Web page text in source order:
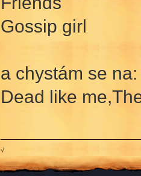
Gossip girl
a chystám se na:
Dead like
√